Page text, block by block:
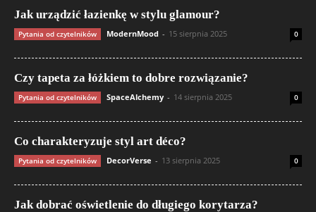
Jak urządzić łazienkę w stylu glamour?
Pytania od czytelników ModernMood - 15 sierpnia 2025 0
Czy tapeta za łóżkiem to dobre rozwiązanie?
Pytania od czytelników SpaceAlchemy - 14 sierpnia 2025 0
Co charakteryzuje styl art déco?
Pytania od czytelników DecorVerse - 13 sierpnia 2025 0
Jak dobrać oświetlenie do długiego korytarza?